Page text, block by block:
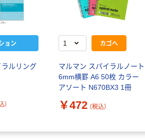
ョン
ルリング
）
カゴへ
マルマン スパイラルノート
6mm横罫 A6 50枚 カラー
アソート N670BX3 1冊
￥472 （税込）